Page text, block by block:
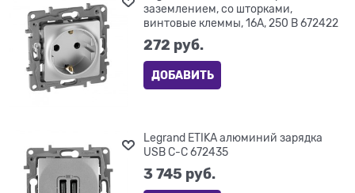
заземлением, со шторками,
винтовые клеммы, 16А, 250 В 672422
272 руб.
ДОБАВИТЬ
Legrand ETIKA алюминий зарядка
USB C-C 672435
3 745 руб.